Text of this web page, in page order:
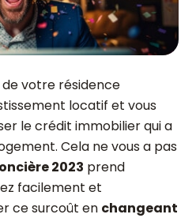
votre résidence
locatif et vous
le crédit immobilier qui a
Cela ne vous a pas
2023 prend
facilement et
ce surcoût en changeant